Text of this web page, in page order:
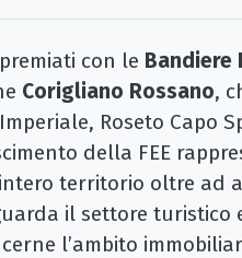
premiati con le Bandiere
Corigliano Rossano,
Roseto Capo
della FEE
territorio oltre ad
il settore turistico
l’ambito